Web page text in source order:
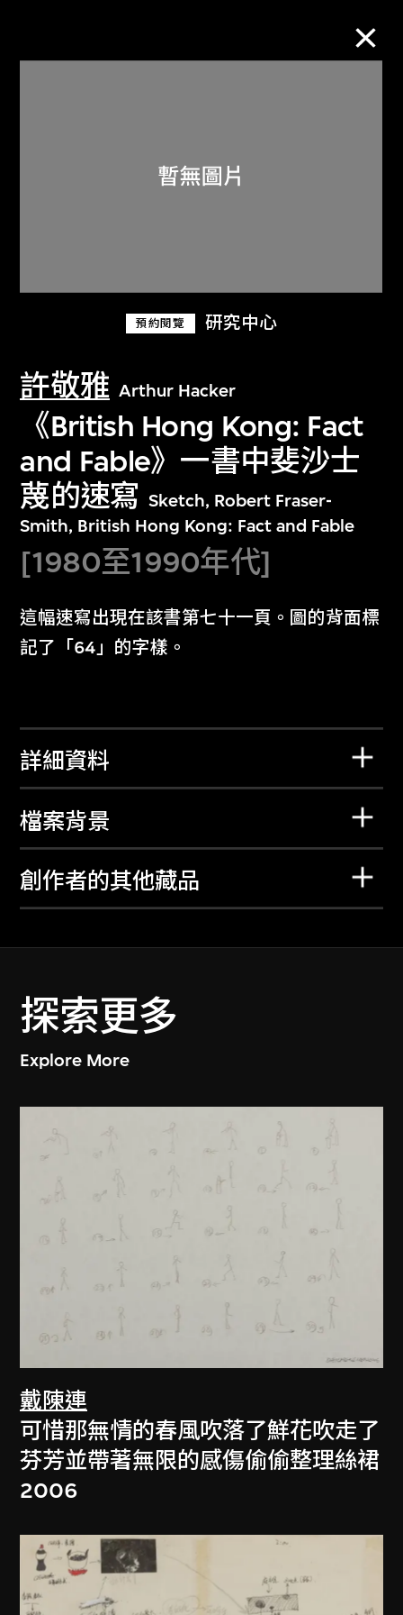
預約閱覽 研究中心
許敬雅 Arthur Hacker
《British Hong Kong: Fact
and Fable》一書中斐沙士
蔑的速寫 Sketch, Robert Fraser-
Smith, British Hong Kong: Fact and Fable
[1980至1990年代]
這幅速寫出現在該書第七十一頁。圖的背面標
記了「64」的字樣。
詳細資料
檔案背景
創作者的其他藏品
探索更多
Explore More
戴陳連
可惜那無情的春風吹落了鮮花吹走了
芬芳並帶著無限的感傷偷偷整理絲裙
2006
關於M+藏品
探索世界頂級的二十及二十一世紀視覺
文化藏品。